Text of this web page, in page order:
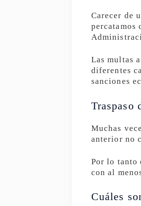
Carecer de
percatamos
Las multas
diferentes
sanciones
Traspaso
Muchas
anterior no
Por lo tanto
con al
Cuáles